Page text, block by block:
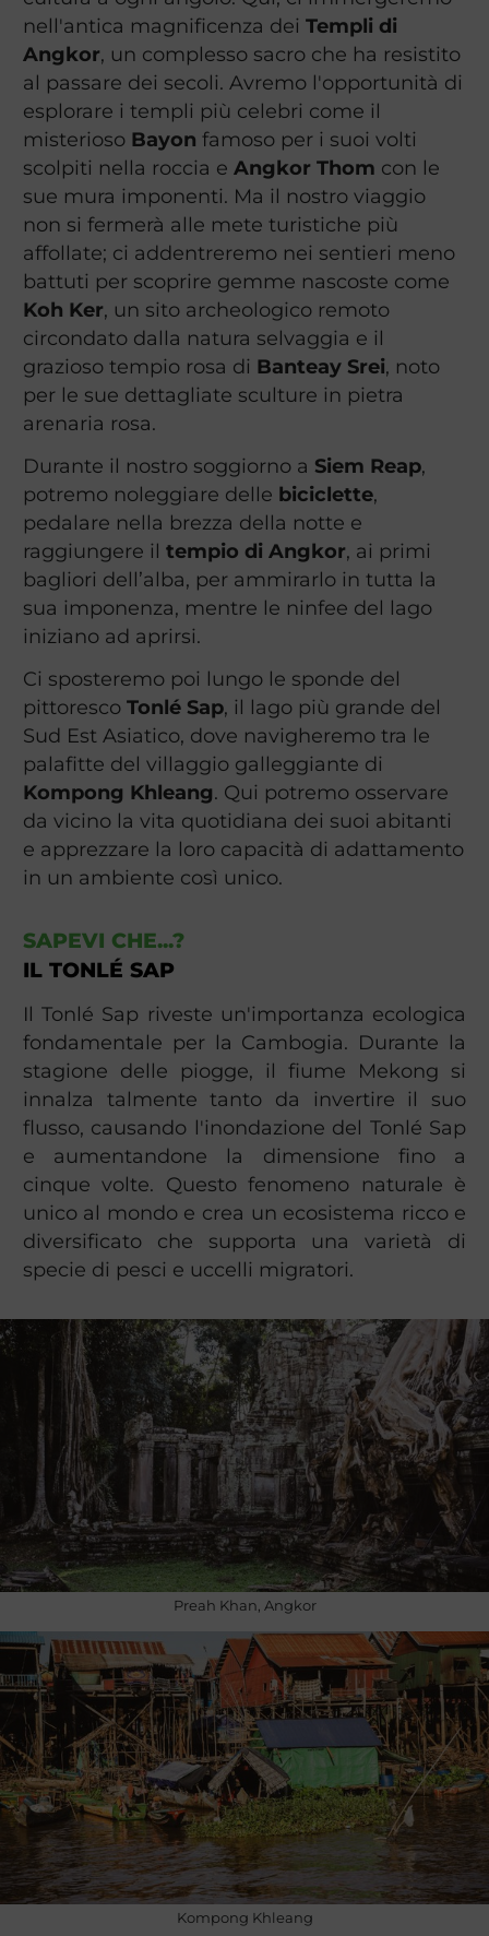
nell'antica magnificenza dei Templi di
Angkor, un complesso sacro che ha resistito
al passare dei secoli. Avremo l'opportunità di
esplorare i templi più celebri come il
misterioso Bayon famoso per i suoi volti
scolpiti nella roccia e Angkor Thom con le
sue mura imponenti. Ma il nostro viaggio
non si fermerà alle mete turistiche più
affollate; ci addentreremo nei sentieri meno
battuti per scoprire gemme nascoste come
Koh Ker, un sito archeologico remoto
circondato dalla natura selvaggia e il
grazioso tempio rosa di Banteay Srei, noto
per le sue dettagliate sculture in pietra
arenaria rosa.
Durante il nostro soggiorno a Siem Reap,
potremo noleggiare delle biciclette,
pedalare nella brezza della notte e
raggiungere il tempio di Angkor, ai primi
bagliori dell’alba, per ammirarlo in tutta la
sua imponenza, mentre le ninfee del lago
iniziano ad aprirsi.
Ci sposteremo poi lungo le sponde del
pittoresco Tonlé Sap, il lago più grande del
Sud Est Asiatico, dove navigheremo tra le
palafitte del villaggio galleggiante di
Kompong Khleang. Qui potremo osservare
da vicino la vita quotidiana dei suoi abitanti
e apprezzare la loro capacità di adattamento
in un ambiente così unico.
SAPEVI CHE...?
IL TONLÉ SAP
Il Tonlé Sap riveste un'importanza ecologica
fondamentale per la Cambogia. Durante la
stagione delle piogge, il fiume Mekong si
innalza talmente tanto da invertire il suo
flusso, causando l'inondazione del Tonlé Sap
e aumentandone la dimensione fino a
cinque volte. Questo fenomeno naturale è
unico al mondo e crea un ecosistema ricco e
diversificato che supporta una varietà di
specie di pesci e uccelli migratori.
Preah Khan, Angkor
Kompong Khleang